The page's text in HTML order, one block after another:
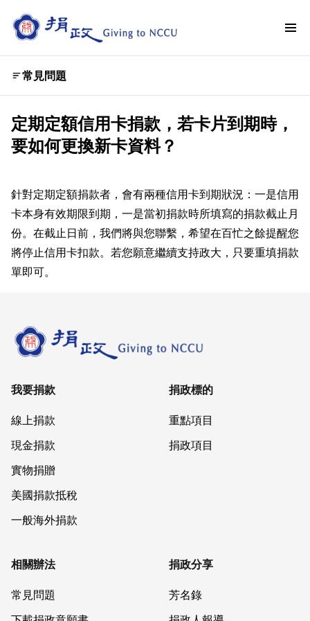
常見問題
定期定額信用卡捐款，若卡片到期時，
要如何更換新卡資料？
針對定期定額捐款者，會有兩種信用卡到期狀況：一是信用
卡本身有效期限到期，一是當初捐款時所填寫的捐款截止月
份。在截止日前，我們將與您聯繫，希望在百忙之餘提醒您
將停止信用卡扣款。若您願意繼續支持政大，只要重填捐款
單即可。
我要捐款
線上捐款
現金捐款
實物捐贈
美國捐款抵稅
一般海外捐款
捐政標的
重點項目
捐政項目
相關辦法
常見問題
捐政分享
芳名錄